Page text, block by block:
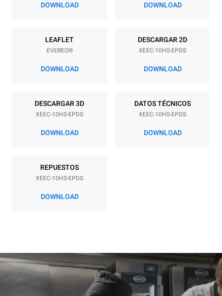
Voltaje
220-240V 1~
Energia electrica
1,5 kW
DOWNLOAD DOWNLOAD
LEAFLET
EVEREO®
DOWNLOAD
DESCARGAR 2D
XEEC-10HS-EPDS
DOWNLOAD
DESCARGAR 3D
XEEC-10HS-EPDS
DOWNLOAD
DATOS TÉCNICOS
XEEC-10HS-EPDS
DOWNLOAD
REPUESTOS
XEEC-10HS-EPDS
DOWNLOAD